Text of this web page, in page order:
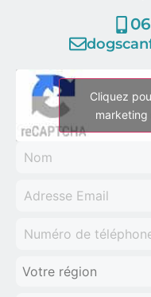
Cliquez
Votre région